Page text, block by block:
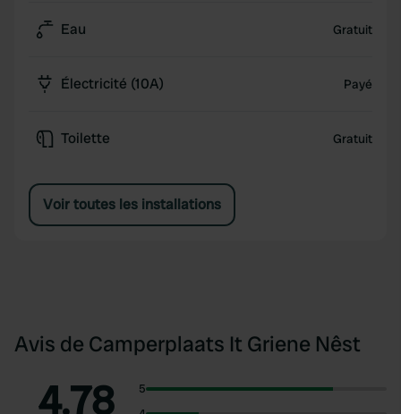
Eau Gratuit
Électricité (10A) Payé
Toilette Gratuit
Voir toutes les installations
Avis de Camperplaats It Griene Nêst
4.78
5